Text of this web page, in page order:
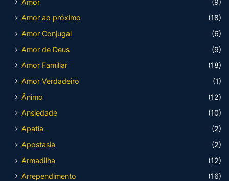
Amor
(9)
Amor ao próximo
(18)
Amor Conjugal
(6)
Amor de Deus
(9)
Amor Familiar
(18)
Amor Verdadeiro
(1)
Ânimo
(12)
Ansiedade
(10)
Apatia
(2)
Apostasia
(2)
Armadilha
(12)
Arrependimento
(16)